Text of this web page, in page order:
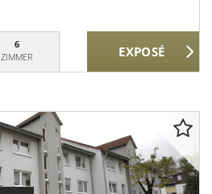
6
ZIMMER